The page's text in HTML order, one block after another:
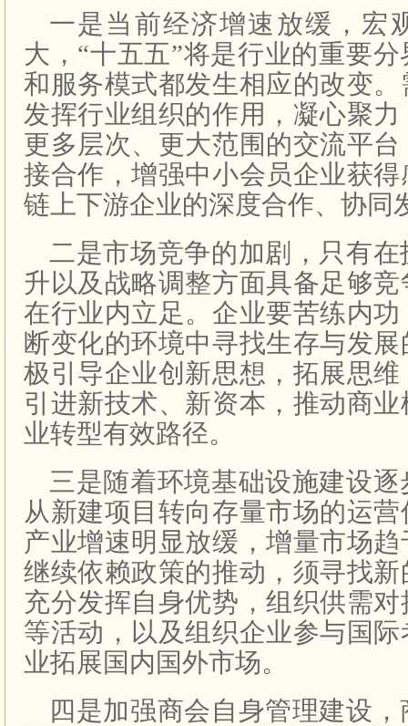
一是当前经济增速放缓，宏
大，“十五五”将是行业的重要
和服务模式都发生相应的改变
发挥行业组织的作用，凝心聚
更多层次、更大范围的交流平
接合作，增强中小会员企业获
链上下游企业的深度合作、协同
二是市场竞争的加剧，只有
升以及战略调整方面具备足够
在行业内立足。企业要苦练内
断变化的环境中寻找生存与发
极引导企业创新思想，拓展思
引进新技术、新资本，推动商
业转型有效路径。
三是随着环境基础设施建设
从新建项目转向存量市场的运
产业增速明显放缓，增量市场
继续依赖政策的推动，须寻找
充分发挥自身优势，组织供需
等活动，以及组织企业参与国
业拓展国内国外市场。
四是加强商会自身管理建设